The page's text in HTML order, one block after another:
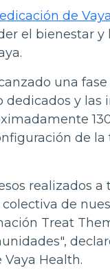
de
el bienestar
una
y las
de
realizados
de
Treat
Health.